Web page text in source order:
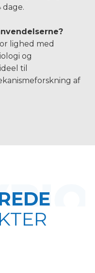
dage.
lighed med
og
til
af